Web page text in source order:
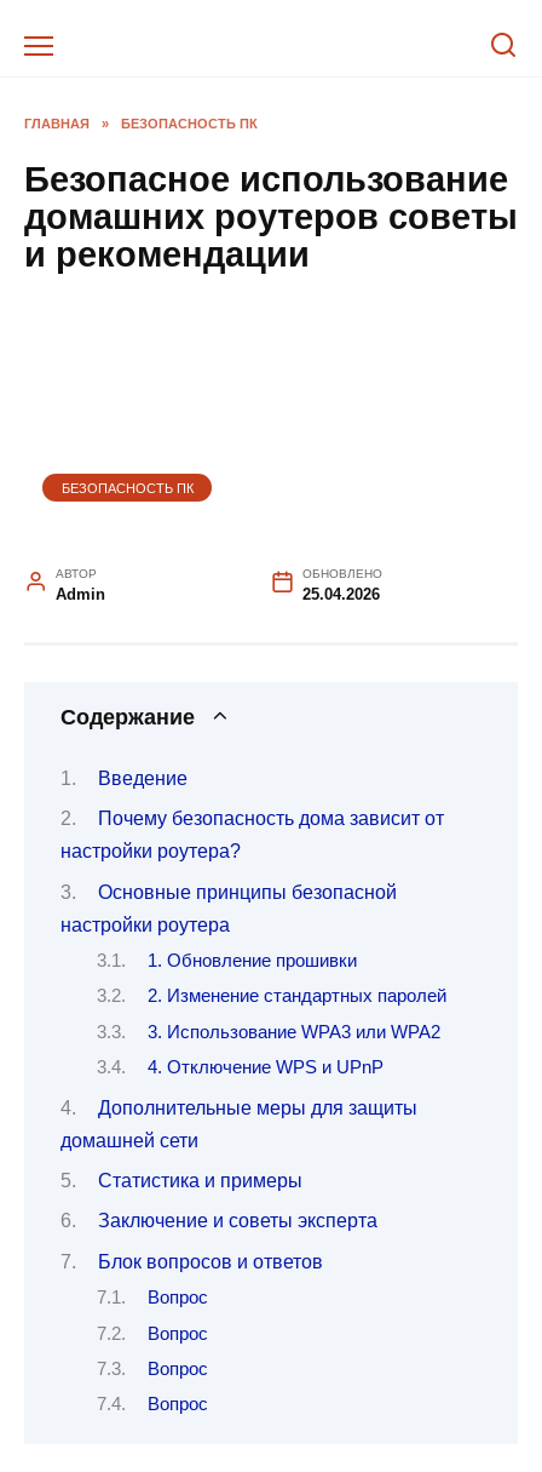
ГЛАВНАЯ » БЕЗОПАСНОСТЬ ПК
Безопасное использование
домашних роутеров советы
и рекомендации
БЕЗОПАСНОСТЬ ПК
АВТОР
Admin
ОБНОВЛЕНО
25.04.2026
Содержание
Введение
Почему безопасность дома зависит от
настройки роутера?
Основные принципы безопасной
настройки роутера
1. Обновление прошивки
2. Изменение стандартных паролей
3. Использование WPA3 или WPA2
4. Отключение WPS и UPnP
Дополнительные меры для защиты
домашней сети
Статистика и примеры
Заключение и советы эксперта
Блок вопросов и ответов
Вопрос
Вопрос
Вопрос
Вопрос